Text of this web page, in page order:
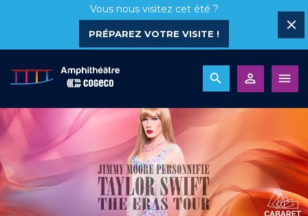
Vous nous visitez cet été ?
PRÉPAREZ VOTRE VISITE !